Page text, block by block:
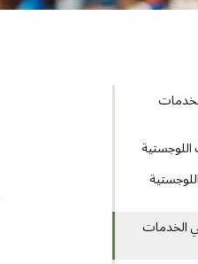
الخدمات